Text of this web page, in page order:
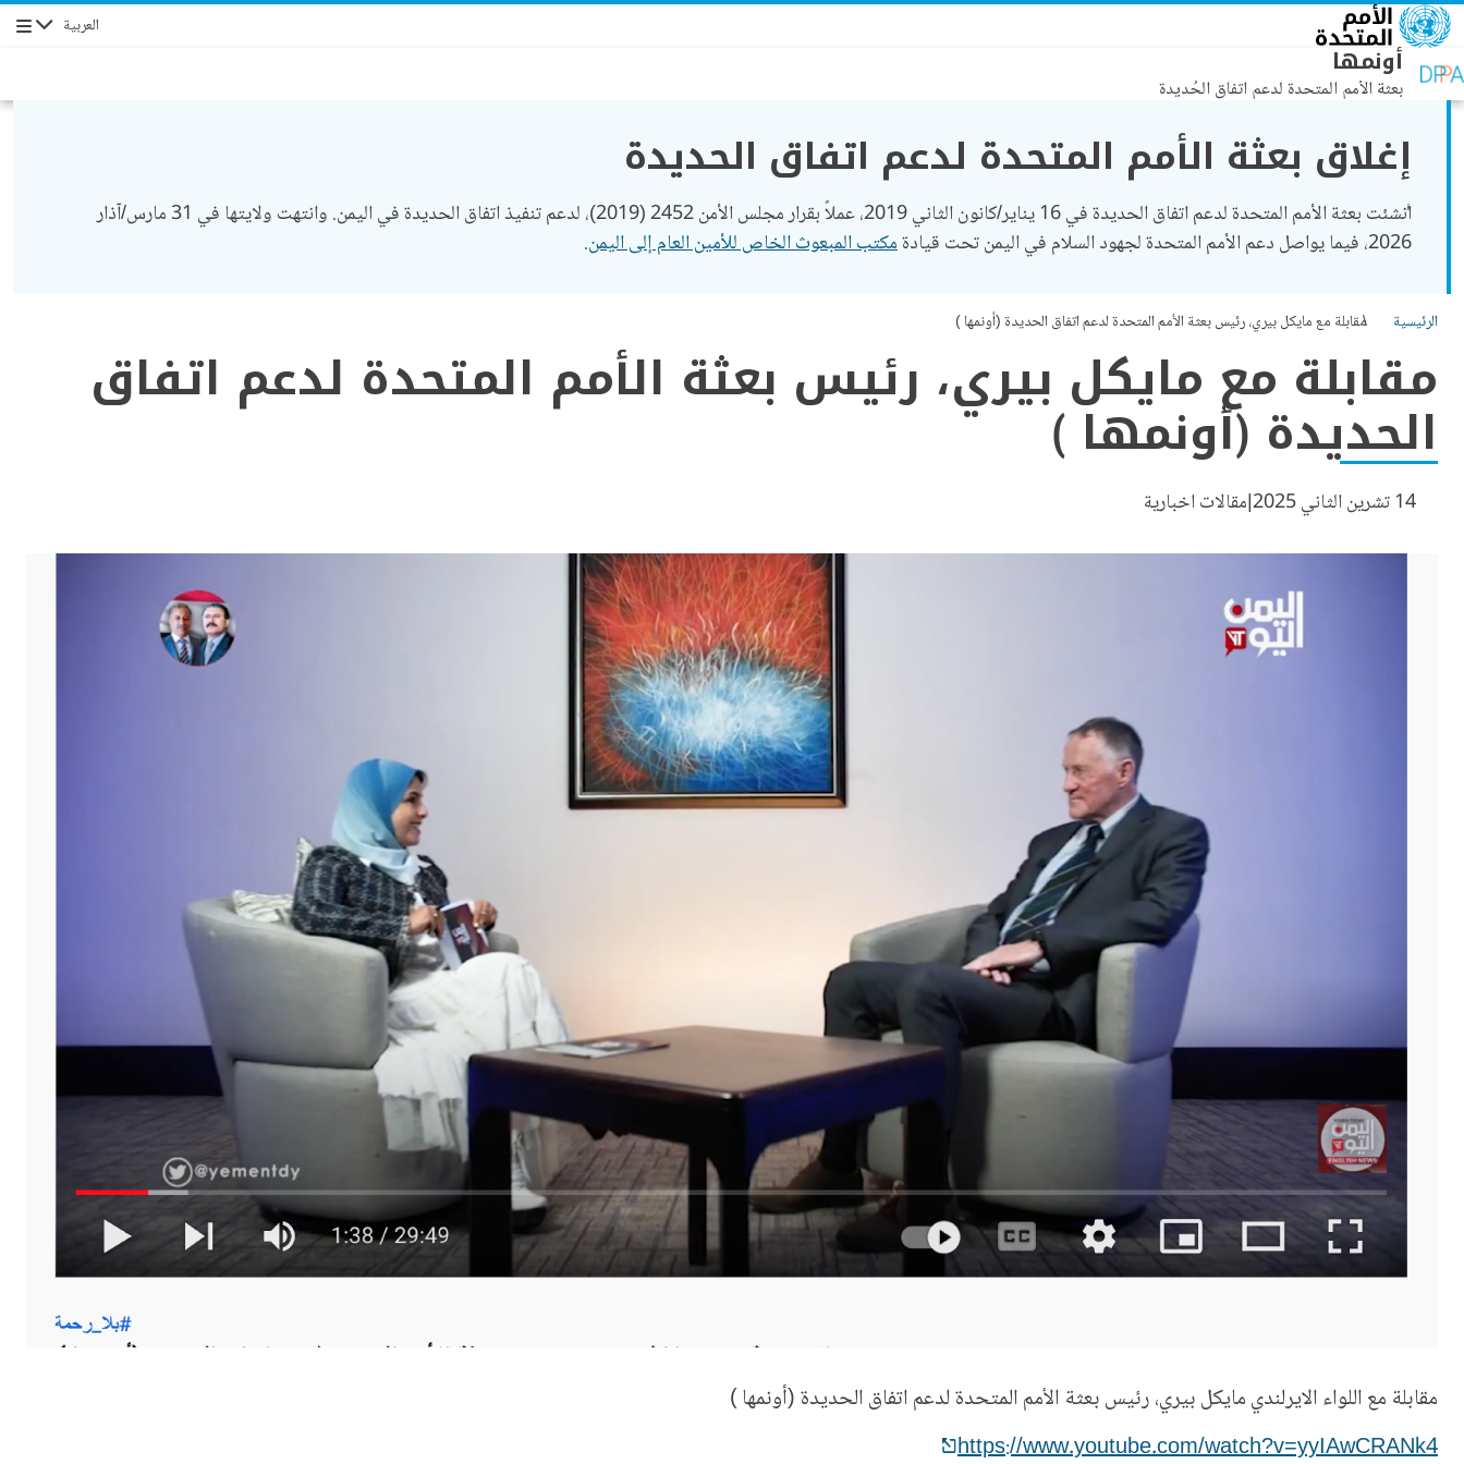
تجاوز إلى المحتوى الرئيسي العربية التنقل
أونمها
بعثة الأمم المتحدة لدعم اتفاق الحُديدة
إغلاق بعثة الأمم المتحدة لدعم اتفاق الحديدة
أُنشئت بعثة الأمم المتحدة لدعم اتفاق الحديدة في 16 يناير/كانون الثاني 2019، عملاً بقرار مجلس الأمن 2452 (2019)، لدعم تنفيذ اتفاق الحديدة في اليمن. وانتهت ولايتها في 31 مارس/آذار
2026، فيما يواصل دعم الأمم المتحدة لجهود السلام في اليمن تحت قيادة
مكتب المبعوث الخاص للأمين العام إلى اليمن.
الرئيسية مقابلة مع مايكل بيري، رئيس بعثة الأمم المتحدة لدعم اتفاق الحديدة (أونمها )
مقابلة مع مايكل بيري، رئيس بعثة الأمم المتحدة لدعم اتفاق
الحديدة (أونمها )
14 تشرين الثاني 2025 مقالات اخبارية
مقابلة مع اللواء الايرلندي مايكل بيري، رئيس بعثة الأمم المتحدة لدعم اتفاق الحديدة (أونمها )
https://www.youtube.com/watch?v=yyIAwCRANk4